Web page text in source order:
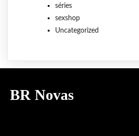
séries
sexshop
Uncategorized
BR Novas